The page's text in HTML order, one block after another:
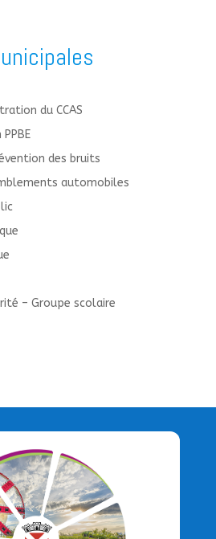
du CCAS
des bruits
automobiles
– Groupe scolaire